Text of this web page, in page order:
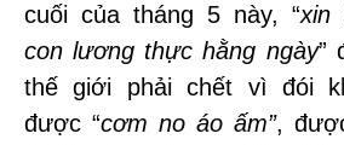
cuối của tháng 5 này, “xin
con lương thực hằng ngày”
thế giới phải chết vì đói
được “cơm no áo ấm”,